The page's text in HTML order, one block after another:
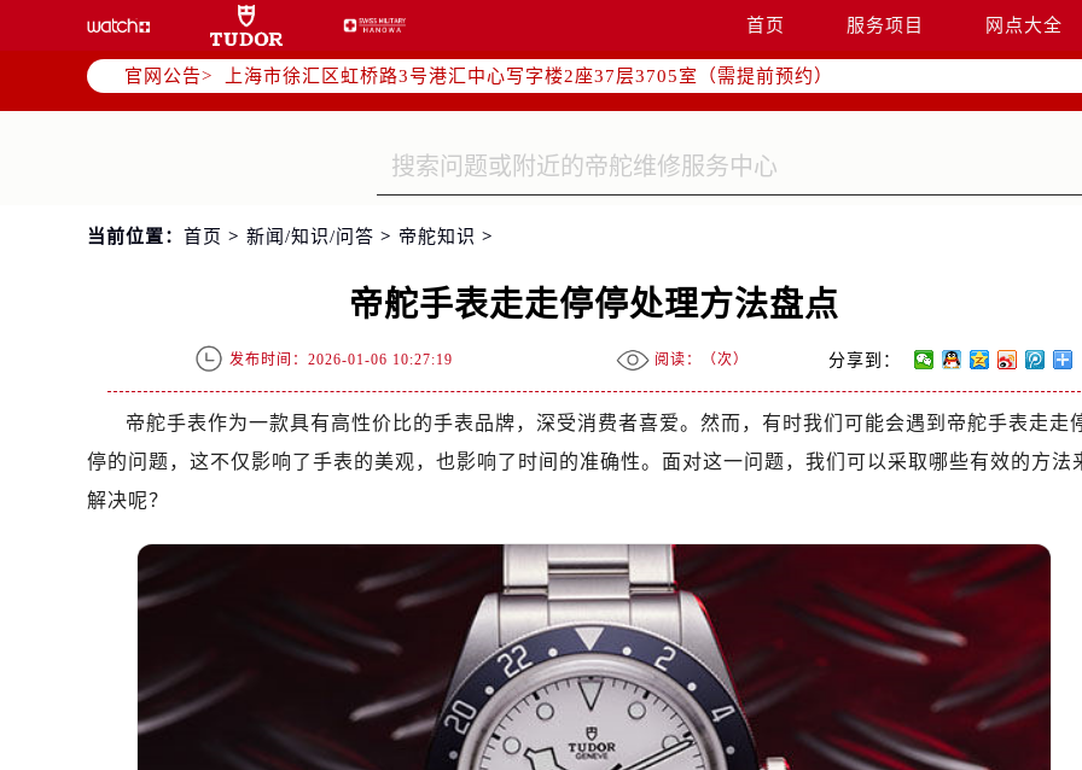
首页 服务项目 网点大全
官网公告>
北京市朝阳区建国门外大街甲6号华熙国际中心写字楼D座11层1102室（需提前预约）
天津市和平区赤峰道136号天津国际金融中心写字楼26层2603室（需提前预约）
上海市徐汇区虹桥路3号港汇中心写字楼2座37层3705室（需提前预约）
上海市黄浦区南京东路299号宏伊国际广场写字楼8层806室（需提前预约）
常州市新北区龙锦路1590号现代传媒中心写字楼5号楼10层1008室（需提前预约）
扬州市邗江区国展路29号星耀天地写字楼1号楼18层1803室（需提前预约）
泰州市海陵区永定东路399号置地商务中心东塔写字楼（华润万象城）17层1706室（需提前预约）
宁波市江北区大闸南路500号来福士广场办公楼20层2009室（需提前预约）
金华市金东区东市南街777号金华万达广场写字楼4号楼22层2209室（需提前预约）
绍兴市越城区胜利东路379号世茂天际中心写字楼8层805室（需提前预约）
济南市历下区经十路11111号华润中心写字楼（万象城）15层1508室（需提前预约）
广州市天河区天河路230号万菱汇国际中心写字楼A塔7层704室（需提前预约）
广州市越秀区环市东路371-375号世界贸易中心大厦南塔写字楼15层07室（需提前预约）
深圳市罗湖区深南东路5001号华润大厦写字楼17层1701室（需提前预约）
惠州市惠城区江北文昌一路7号华贸大厦写字楼1座30层05室（需提前预约）
厦门市思明区湖滨东路95号华润大厦写字楼B座11层1104室（需提前预约）
福州市晋安区横屿路9号东二环泰禾中心写字楼2号楼5层509室（需提前预约）
当前位置： 首页 > 新闻/知识/问答 > 帝舵知识 >
帝舵手表走走停停处理方法盘点
发布时间：2026-01-06 10:27:19 阅读：（次） 分享到：
帝舵手表作为一款具有高性价比的手表品牌，深受消费者喜爱。然而，有时我们可能会遇到帝舵手表走走
停的问题，这不仅影响了手表的美观，也影响了时间的准确性。面对这一问题，我们可以采取哪些有效的方法
解决呢？